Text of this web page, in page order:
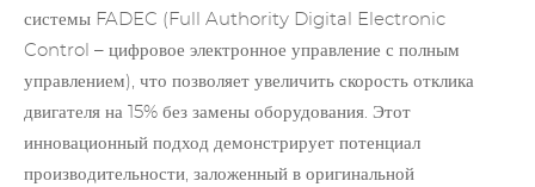
системы FADEC (Full Authority Digital Electronic
Control – цифровое электронное управление с полным
управлением), что позволяет увеличить скорость отклика
двигателя на 15% без замены оборудования. Этот
инновационный подход демонстрирует потенциал
производительности, заложенный в оригинальной